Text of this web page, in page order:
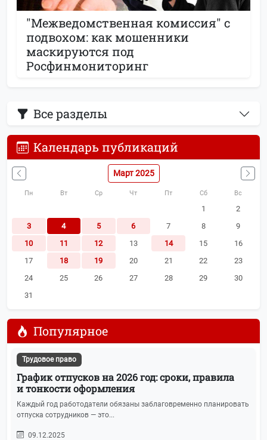
Все разделы
Календарь публикаций
Март 2025
Пн Вт Ср Чт Пт Сб Вс
1
2
3
4 5 6 7 8
9
10
11 12 13 14 15
16
17
18 19 20 21 22
23
24
25 26 27 28 29
30
31
Популярное
Трудовое право
График отпусков на 2026 год: сроки, правила
и тонкости оформления
Каждый год работодатели обязаны заблаговременно планировать
отпуска сотрудников — это...
09.12.2025
"Межведомственная комиссия" с
подвохом: как мошенники
маскируются под
Росфинмониторинг